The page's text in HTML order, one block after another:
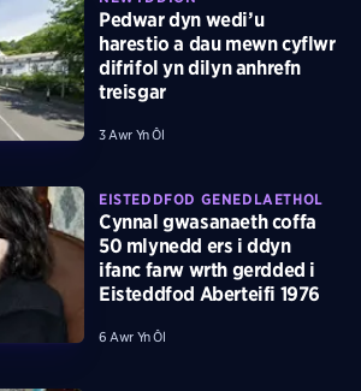
Pedwar dyn wedi’u
harestio a dau mewn cyflwr
difrifol yn dilyn anhrefn
treisgar
3 Awr Yn Ôl
EISTEDDFOD GENEDLAETHOL
Cynnal gwasanaeth coffa
50 mlynedd ers i ddyn
ifanc farw wrth gerdded i
Eisteddfod Aberteifi 1976
6 Awr Yn Ôl